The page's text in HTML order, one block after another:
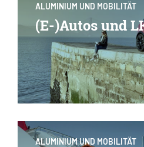
ALUMINIUM UND MOBILITÄT
(E-)Autos und
ALUMINIUM UND MOBILITÄT